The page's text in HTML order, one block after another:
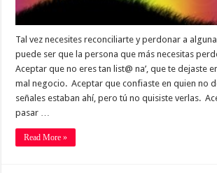
Tal vez necesites reconciliarte y perdonar a
puede ser que la persona que más necesitas
Aceptar que no eres tan list@ na’, que te dejaste
mal negocio. Aceptar que confiaste en quien no
señales estaban ahí, pero tú no quisiste verlas.
pasar …
Read More »